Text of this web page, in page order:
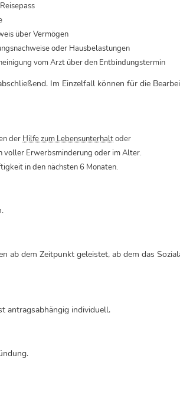
über Vermögen
oder Hausbelastungen
vom Arzt über den Entbindungstermin
Im Einzelfall können für die
der Hilfe zum Lebensunterhaltoder
voller Erwerbsminderung oder im Alter.
in den nächsten 6 Monaten.
ab dem Zeitpunkt geleistet, ab dem das
antragsabhängig individuell.